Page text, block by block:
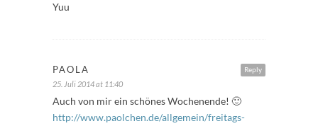
Yuu
Reply
PAOLA
25. Juli 2014 at 11:40
Auch von mir ein schönes Wochenende! 🙂
http://www.paolchen.de/allgemein/freitags-